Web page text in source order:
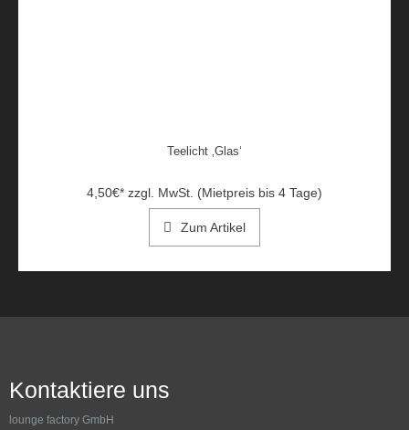
Teelicht ‚Glas‘
4,50€* zzgl. MwSt. (Mietpreis bis 4 Tage)
Zum Artikel
Kontaktiere uns
lounge factory GmbH